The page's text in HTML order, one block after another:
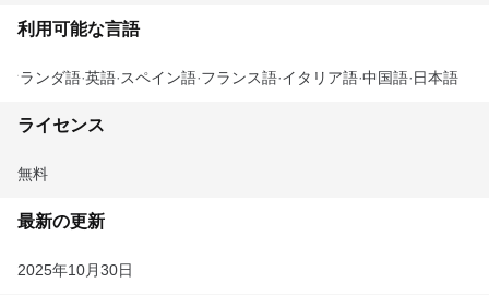
利用可能な言語
オランダ語 英語 スペイン語 フランス語 イタリア語 中国語 日本語
ライセンス
無料
最新の更新
2025年10月30日